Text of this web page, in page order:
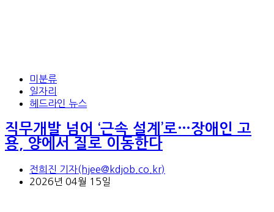
미분류
일자리
헤드라인 뉴스
직무개발 넘어 ‘근속 설계’로…장애인 고
용, 양에서 질로 이동한다
전희진 기자(hjee@kdjob.co.kr)
2026년 04월 15일